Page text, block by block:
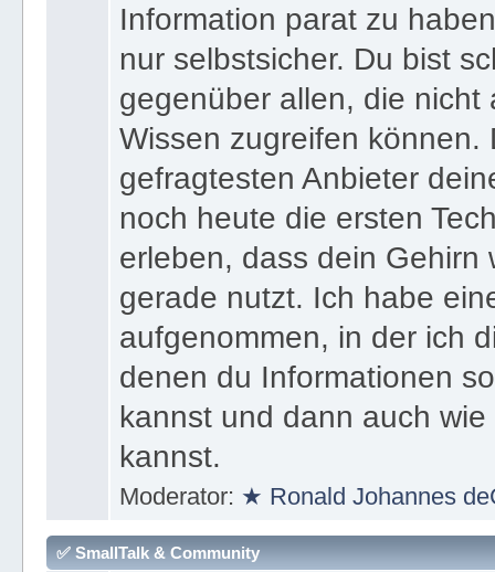
Information parat zu
nur selbstsicher. Du bist
gegenüber allen, die nicht
Wissen zugreifen können.
gefragtesten Anbieter
noch heute die ersten
erleben, dass dein Gehirn
gerade nutzt. Ich habe
aufgenommen, in der ich
denen du Informationen
kannst und dann auch
kannst.
Moderator: ★ Ronald Johannes
✅ SmallTalk & Community